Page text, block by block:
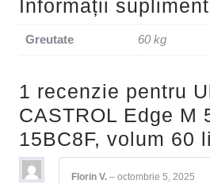
Informații
Greutate 60 kg
1 recenzie pentru
CASTROL Edge M
15BC8F, volum 60
Florin V. – octombrie 5, 2025